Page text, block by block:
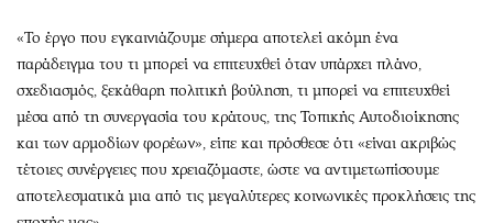
«Το έργο που εγκαινιάζουμε σήμερα αποτελεί ακόμη ένα
παράδειγμα του τι μπορεί να επιτευχθεί όταν υπάρχει πλάνο,
σχεδιασμός, ξεκάθαρη πολιτική βούληση, τι μπορεί να επιτευχθεί
μέσα από τη συνεργασία του κράτους, της Τοπικής Αυτοδιοίκησης
και των αρμοδίων φορέων», είπε και πρόσθεσε ότι «είναι ακριβώς
τέτοιες συνέργειες που χρειαζόμαστε, ώστε να αντιμετωπίσουμε
αποτελεσματικά μια από τις μεγαλύτερες κοινωνικές προκλήσεις της